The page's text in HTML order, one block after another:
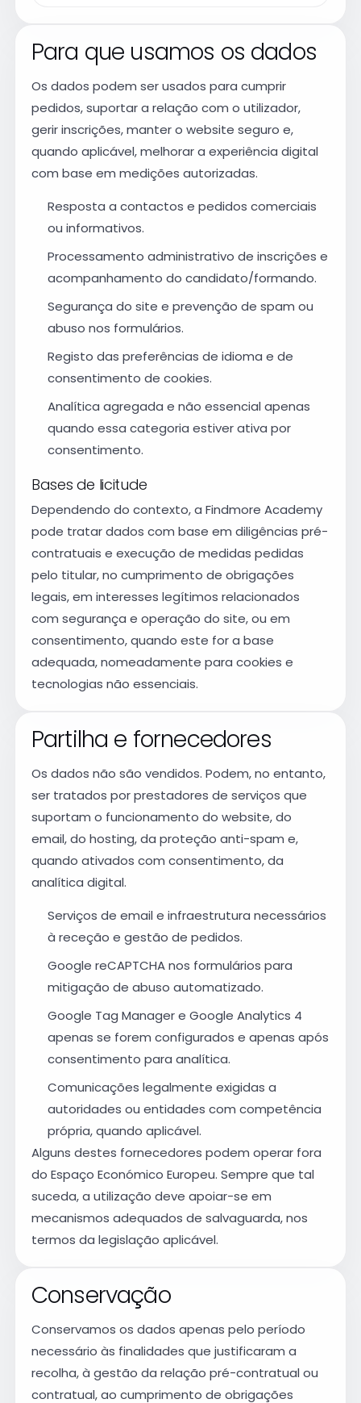
Para que usamos os dados
Os dados podem ser usados para cumprir
pedidos, suportar a relação com o utilizador,
gerir inscrições, manter o website seguro e,
quando aplicável, melhorar a experiência digital
com base em medições autorizadas.
Resposta a contactos e pedidos comerciais
ou informativos.
Processamento administrativo de inscrições e
acompanhamento do candidato/formando.
Segurança do site e prevenção de spam ou
abuso nos formulários.
Registo das preferências de idioma e de
consentimento de cookies.
Analítica agregada e não essencial apenas
quando essa categoria estiver ativa por
consentimento.
Bases de licitude
Dependendo do contexto, a Findmore Academy
pode tratar dados com base em diligências pré-
contratuais e execução de medidas pedidas
pelo titular, no cumprimento de obrigações
legais, em interesses legítimos relacionados
com segurança e operação do site, ou em
consentimento, quando este for a base
adequada, nomeadamente para cookies e
tecnologias não essenciais.
Partilha e fornecedores
Os dados não são vendidos. Podem, no entanto,
ser tratados por prestadores de serviços que
suportam o funcionamento do website, do
email, do hosting, da proteção anti-spam e,
quando ativados com consentimento, da
analítica digital.
Serviços de email e infraestrutura necessários
à receção e gestão de pedidos.
Google reCAPTCHA nos formulários para
mitigação de abuso automatizado.
Google Tag Manager e Google Analytics 4
apenas se forem configurados e apenas após
consentimento para analítica.
Comunicações legalmente exigidas a
autoridades ou entidades com competência
própria, quando aplicável.
Alguns destes fornecedores podem operar fora
do Espaço Económico Europeu. Sempre que tal
suceda, a utilização deve apoiar-se em
mecanismos adequados de salvaguarda, nos
termos da legislação aplicável.
Conservação
Conservamos os dados apenas pelo período
necessário às finalidades que justificaram a
recolha, à gestão da relação pré-contratual ou
contratual, ao cumprimento de obrigações